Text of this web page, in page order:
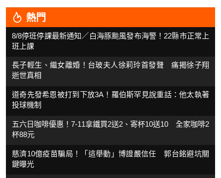
熱門
8/8停班停課最新通知／白海豚颱風發布海警！22縣市正常上
班上課
長子輕生、繼女離婚！台玻夫人徐莉玲首發聲 痛揭徐子翔
逝世真相
道奇先發希恩被打到下放3A！羅伯斯罕見說重話：他太執著
投球機制
五六日咖啡優惠！7-11拿鐵買2送2、寄杯10送10 全家咖啡2
杯88元
慈濟10億疫苗騙局！「這舉動」博證嚴信任 郭台銘避坑關
鍵曝光